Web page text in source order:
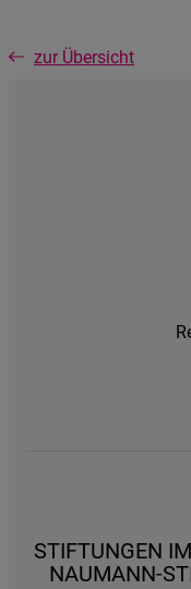
zur Übersicht
STIFTUNGEN
NAUMANN-